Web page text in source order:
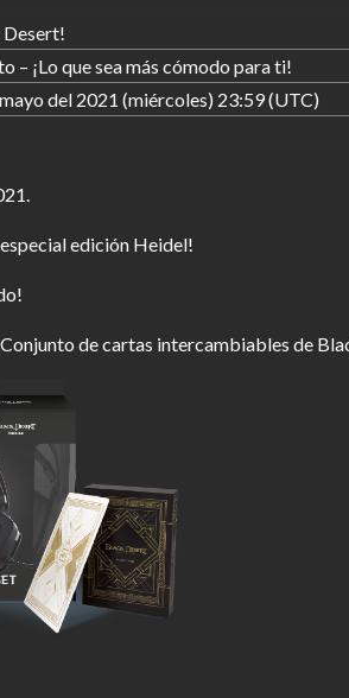
Desert!
– ¡Lo que sea más cómodo para ti!
del 2021 (miércoles) 23:59 (UTC)
edición Heidel!
de cartas intercambiables de